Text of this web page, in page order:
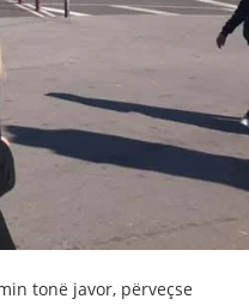
tonë javor, përveçse